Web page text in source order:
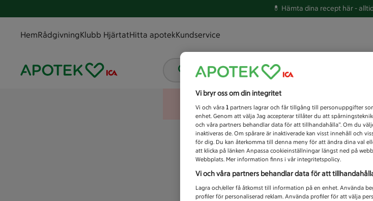
💊 Hämta dina recept här -
HemRådgivningKlubb HjärtatHitta apotekKundservice
Vad letar du efter idag?
Vi bryr oss om din integritet
Vi och våra 1 partners lagrar och får tillgång till personuppgifter
enhet. Genom att välja Jag accepterar tillåter du att
och våra partners behandlar data för att tillhandahålla”. Om du
inaktiveras de. Om spårare är inaktiverade kan visst innehåll och
för dig. Du kan återkomma till denna meny för att ändra dina val
att klicka på länken Anpassa cookieinställningar längst ned på
Webbplats. Mer information finns i vår integritetspolicy.
Vi och våra partners behandlar data för att
Lagra och/eller få åtkomst till information på en enhet. Använda
profiler för personaliserad reklam. Använda profiler för att välja